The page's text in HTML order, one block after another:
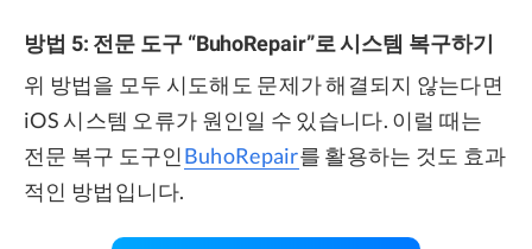
방법 5: 전문 도구 “BuhoRepair”로 시스템 복구하기
위 방법을 모두 시도해도 문제가 해결되지 않는다면
iOS 시스템 오류가 원인일 수 있습니다. 이럴 때는
전문 복구 도구인BuhoRepair를 활용하는 것도 효과
적인 방법입니다.